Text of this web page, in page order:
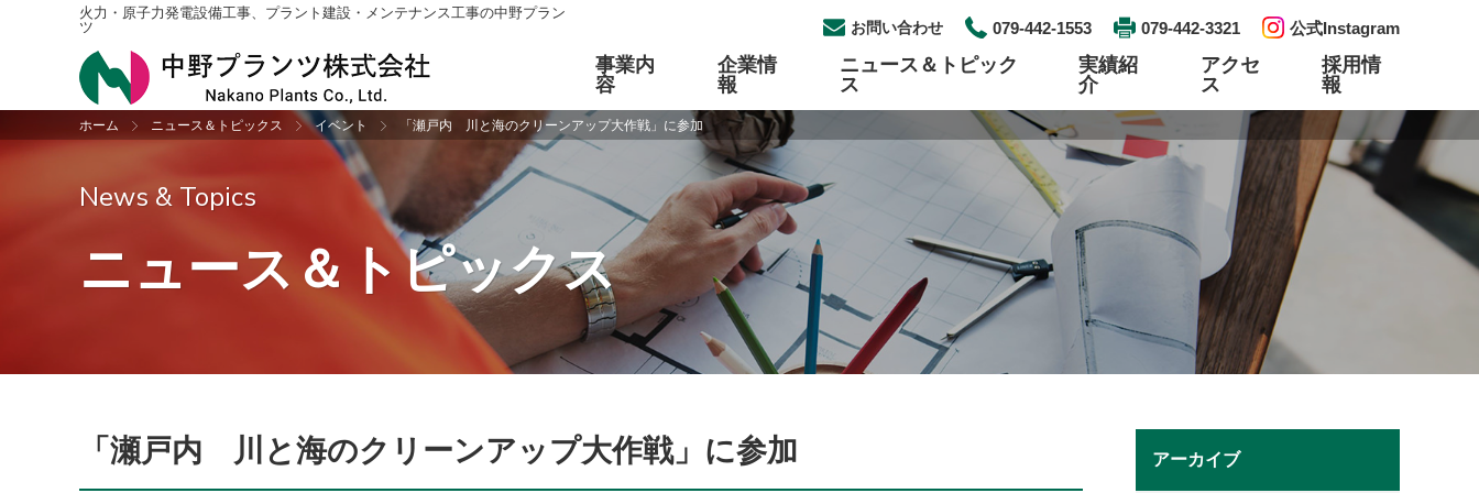
火力・原子力発電設備工事、プラント建設・メンテナンス工事の中野プラン
ツ
お問い合わせ 079-442-1553 079-442-3321 公式Instagram
事業内
容
パイプ自動切断・開先加工工事 検査工事
機械加工 各種プラントメンテナンス プレハブ配管・ユニット製作
収納式安全アルミタラップ ロープアクセス 土木建築
企業情
報
組織図 資格取得
アクセス 公開情報について
ニュース＆トピック
ス
お知らせ一覧 イベント一覧
実績紹
介
アクセ
ス
採用情
報
中途採用 エントリー
ホーム ニュース＆トピックス イベント 「瀬戸内 川と海のクリーンアップ大作戦」に参加
News & Topics
ニュース＆トピックス
「瀬戸内 川と海のクリーンアップ大作戦」に参加 アーカイブ